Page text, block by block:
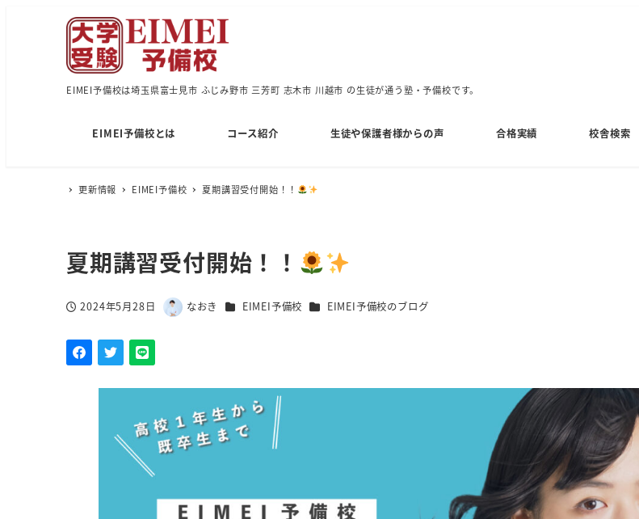
EIMEI予備校は埼玉県富士見市 ふじみ野市 三芳町 志木市 川越市 の生徒が通う塾・予備校です。
EIMEI予備校とは コース紹介 生徒や保護者様からの声 合格実績 校舎検索
更新情報 EIMEI予備校 夏期講習受付開始！！
夏期講習受付開始！！
投稿日2024年5月28日
著
なおき カテゴリー
EIMEI予備校 カテゴリー
EIMEI予備校のブログ